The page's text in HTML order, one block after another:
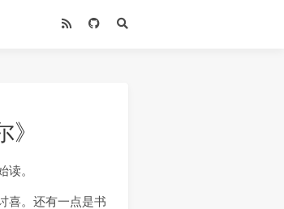
。
喜。还有一点是书